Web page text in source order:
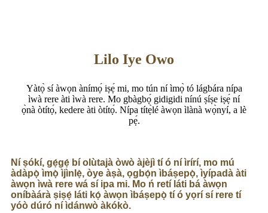
Lilo Iye Owo
Yàtọ̀ sí àwọn ànímọ́ iṣẹ́ mi, mo tún ní ìmọ̀ tó lágbára nípa
ìwà rere àti ìwà rere. Mo gbàgbọ́ gidigidi nínú ṣíṣe iṣẹ́ ní
ọ̀nà òtítọ́, kedere àti òtítọ́. Nípa títẹ̀lé àwọn ìlànà wọ̀nyí, a lè
pẹ́.
Ní ṣókí, gẹ́gẹ́ bí olùtajà òwò àjèjì tí ó ní ìrírí, mo mú
àdàpọ̀ ìmọ̀ ìjìnlẹ̀, òye àṣà, ọgbọ́n ìbáṣepọ̀, ìyípadà àti
àwọn ìwà rere wá sí ipa mi. Mo ń retí láti bá àwọn
oníbàárà ṣiṣẹ́ láti kọ́ àwọn ìbáṣepọ̀ tí ó yọrí sí rere tí
yóò dúró ní ìdánwò àkókò.